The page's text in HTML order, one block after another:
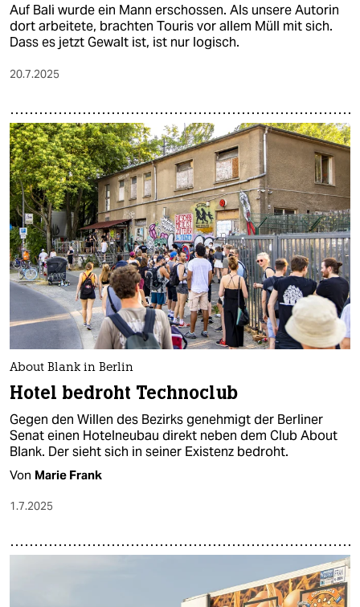
Auf Bali wurde ein Mann erschossen. Als unsere Autorin
dort arbeitete, brachten Touris vor allem Müll mit sich.
Dass es jetzt Gewalt ist, ist nur logisch.
20.7.2025
About Blank in Berlin
Hotel bedroht Technoclub
Gegen den Willen des Bezirks genehmigt der Berliner
Senat einen Hotelneubau direkt neben dem Club About
Blank. Der sieht sich in seiner Existenz bedroht.
Von Marie Frank
1.7.2025